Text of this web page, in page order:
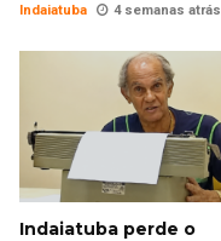
Indaiatuba 4 semanas atrás
Indaiatuba perde o